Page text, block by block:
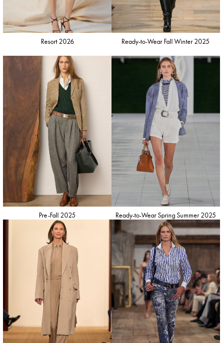
Resort 2026 Ready-to-Wear Fall Winter 2025
Pre-Fall 2025 Ready-to-Wear Spring Summer 2025